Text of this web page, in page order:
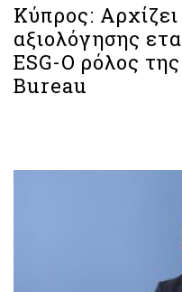
Κύπρος:
αξιολόγησης
ESG-Ο ρόλος
Bureau